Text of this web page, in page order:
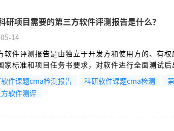
研项目需要的第三方软件评测报告是什么？
14
软件评测报告是由独立于开发方和使用方的、有权
家标准和项目任务书要求，对软件进行全面测试
要它？是项目结题验收材料中的必备项之一，为评
没有它，验收流程一般无法流程。
件课题cma检测报告 科研软件课题cma检测
软件测评